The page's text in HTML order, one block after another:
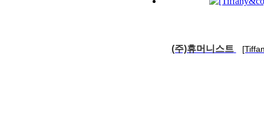
(주)휴머니스트